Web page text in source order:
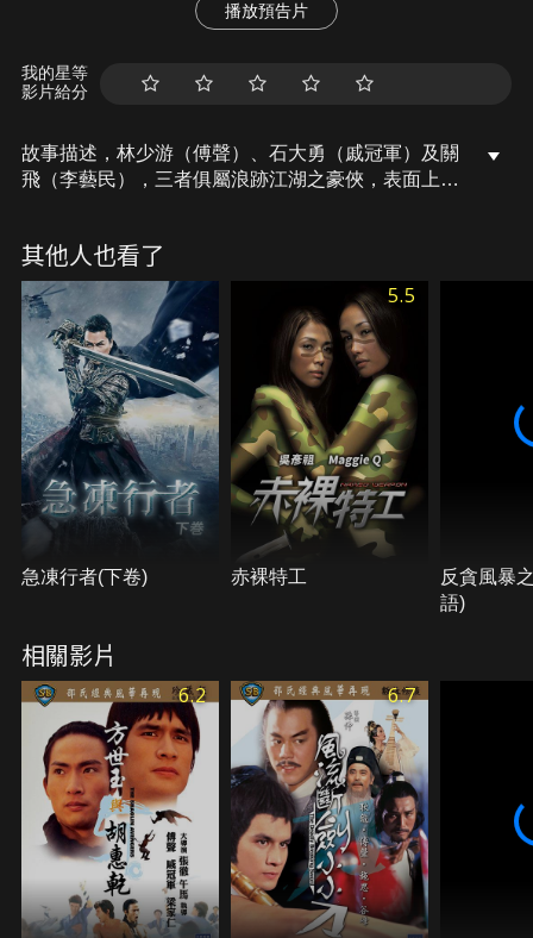
播放預告片
我的星等
影片給分
故事描述，林少游（傅聲）、石大勇（戚冠軍）及關
飛（李藝民），三者俱屬浪跡江湖之豪俠，表面上遊
險境，並結為生死之交，始知楚實乃聞名江湖最擅
「金彈子」的高手。元朝異族王爺早有霸佔富戶財富
的野心，後更借故追捕楚，林等遂出手相助，共謀抗
暴大業…
其他人也看了
急凍行者(下卷)
5.5
赤裸特工
反貪風暴
語)
相關影片
6.2 6.7